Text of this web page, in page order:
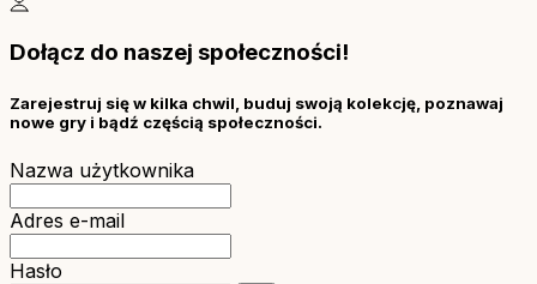
Dołącz do naszej społeczności!
Zarejestruj się w kilka chwil, buduj swoją kolekcję, poznawaj
nowe gry i bądź częścią społeczności.
Nazwa użytkownika
Adres e-mail
Hasło